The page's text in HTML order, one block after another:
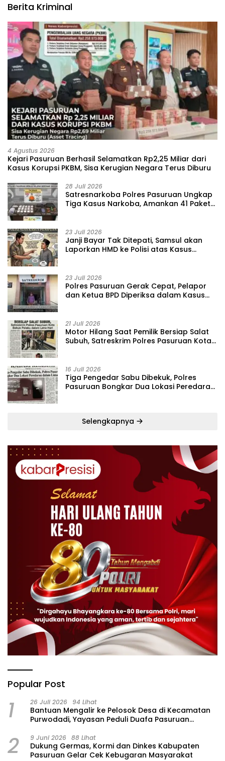
Berita Kriminal
4 Agustus 2026
Kejari Pasuruan Berhasil Selamatkan Rp2,25 Miliar dari
Kasus Korupsi PKBM, Sisa Kerugian Negara Terus Diburu
28 Juli 2026
‎Satresnarkoba Polres Pasuruan Ungkap
Tiga Kasus Narkoba, Amankan 41 Paket
23 Juli 2026
‎Janji Bayar Tak Ditepati, Samsul akan
Laporkan HMD ke Polisi atas Kasus
23 Juli 2026
‎Polres Pasuruan Gerak Cepat, Pelapor
dan Ketua BPD Diperiksa dalam Kasus
21 Juli 2026
‎Motor Hilang Saat Pemilik Bersiap Salat
Subuh, Satreskrim Polres Pasuruan Kota
16 Juli 2026
Tiga Pengedar Sabu Dibekuk, Polres
Pasuruan Bongkar Dua Lokasi Peredaran
Selengkapnya
Popular Post
1 26 Juli 2026 94 Lihat
‎Bantuan Mengalir ke Pelosok Desa di Kecamatan
Purwodadi, Yayasan Peduli Duafa Pasuruan
2 9 Juni 2026 88 Lihat
Dukung Germas, Kormi dan Dinkes Kabupaten
Pasuruan Gelar Cek Kebugaran Masyarakat